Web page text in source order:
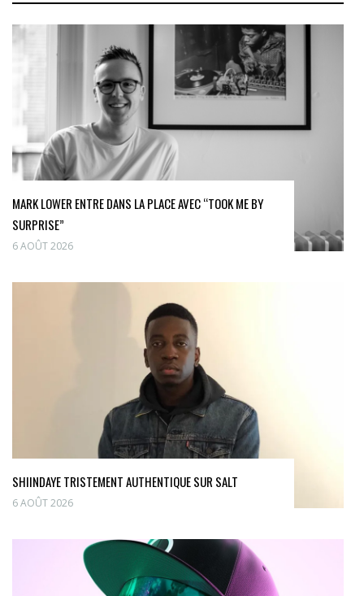
MARK LOWER ENTRE DANS LA PLACE AVEC “TOOK ME BY
SURPRISE”
6 AOÛT 2026
SHIINDAYE TRISTEMENT AUTHENTIQUE SUR SALT
6 AOÛT 2026